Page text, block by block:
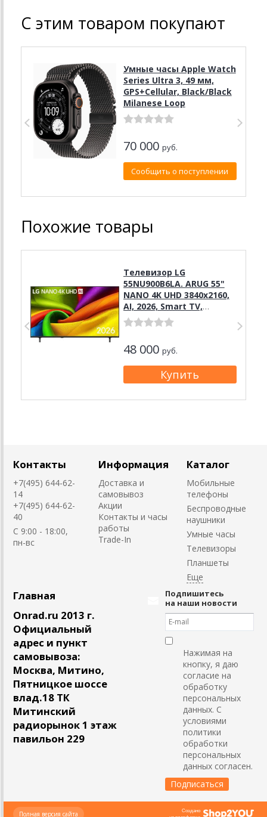
С этим товаром покупают
Умные часы Apple Watch
Series Ultra 3, 49 мм,
GPS+Cellular, Black/Black
Milanese Loop
70 000 руб.
Сообщить о поступлении
Похожие товары
Телевизор LG
55NU900B6LA. ARUG 55"
NANO 4K UHD 3840x2160,
AI, 2026, Smart TV,
черный
48 000 руб.
Контакты
+7(495) 644-62-
14
+7(495) 644-62-
40
C 9:00 - 18:00,
пн-вс
Информация
Доставка и
самовывоз
Акции
Контакты и часы
работы
Trade-In
Каталог
Мобильные
телефоны
Беспроводные
наушники
Умные часы
Телевизоры
Планшеты
Главная
Onrad.ru 2013 г.
Официальный
адрес и пункт
самовывоза:
Москва, Митино,
Пятницкое шоссе
влад.18 ТК
Митинский
радиорынок 1 этаж
павильон 229
Подпишитесь
на наши новости
Нажимая на
кнопку, я даю
согласие на
обработку
персональных
данных. С
условиями
политики
обработки
персональных
данных согласен.
Создано
Полная версия сайта